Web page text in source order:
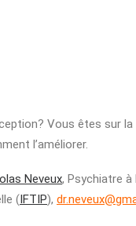
Vous êtes sur
l’améliorer.
Neveux, Psychiatre
(IFTIP),